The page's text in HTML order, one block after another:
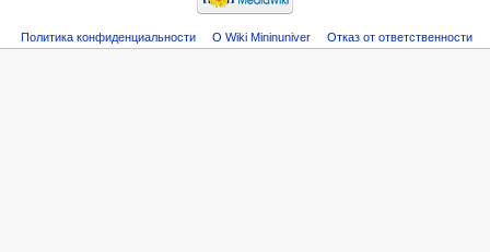
Политика конфиденциальности О Wiki Mininuniver Отказ от ответственности